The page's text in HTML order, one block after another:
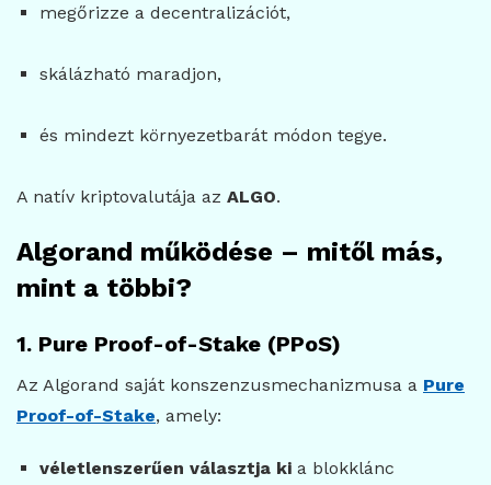
megőrizze a decentralizációt,
skálázható maradjon,
és mindezt környezetbarát módon tegye.
A natív kriptovalutája az ALGO.
Algorand működése – mitől más,
mint a többi?
1. Pure Proof-of-Stake (PPoS)
Az Algorand saját konszenzusmechanizmusa a Pure
Proof-of-Stake, amely:
véletlenszerűen választja kia blokklánc